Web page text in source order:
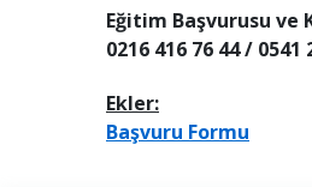
Eğitim Başvurusu ve
0216 416 76 44 / 0541
Ekler:
Başvuru Formu